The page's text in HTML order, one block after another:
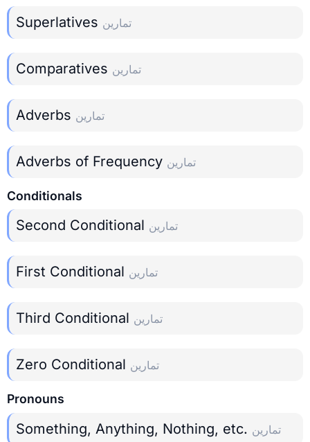
Superlatives تمارين
Comparatives تمارين
Adverbs تمارين
Adverbs of Frequency تمارين
Conditionals
Second Conditional تمارين
First Conditional تمارين
Third Conditional تمارين
Zero Conditional تمارين
Pronouns
Something, Anything, Nothing, etc. تمارين